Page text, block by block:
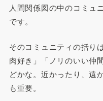
人間関係図の中のコミュ
です。
そのコミュニティの括り
肉好き」「ノリのいい仲
どかな。近かったり、遠
も重要。